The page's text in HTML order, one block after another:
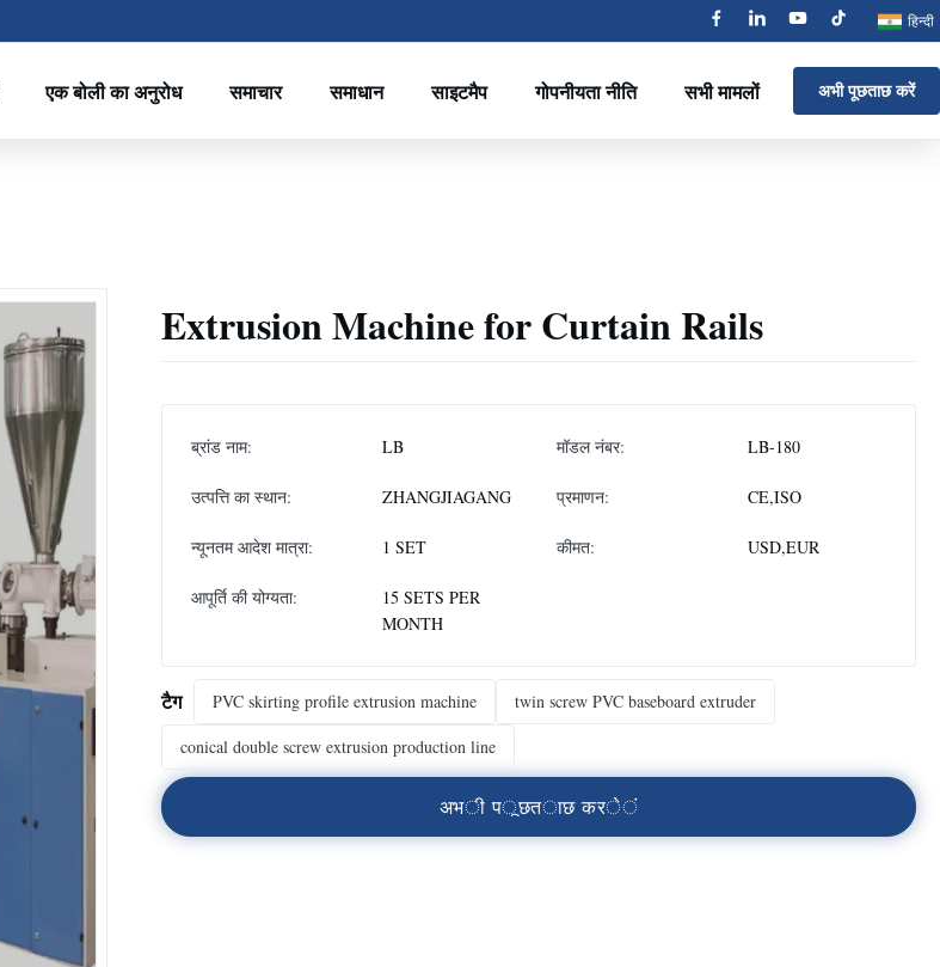
हिन्दी
एक बोली का अनुरोध समाचार समाधान साइटमैप गोपनीयता नीति सभी मामलों अभी पूछताछ करें
Extrusion Machine for Curtain Rails
ब्रांड नाम: LB मॉडल नंबर: LB-180
उत्पत्ति का स्थान: ZHANGJIAGANG प्रमाणन: CE,ISO
न्यूनतम आदेश मात्रा: 1 SET कीमत: USD,EUR
आपूर्ति की योग्यता:
15 SETS PER
MONTH
टैग PVC skirting profile extrusion machine
twin screw PVC baseboard extruder
conical double screw extrusion production line
अभी पूछताछ करें